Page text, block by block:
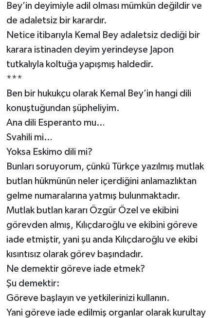
Bey’in deyimiyle adil olması mümkün değildir ve
de adaletsiz bir karardır.
Netice itibarıyla Kemal Bey adaletsiz dediği bir
karara istinaden deyim yerindeyse Japon
tutkalıyla koltuğa yapışmış haldedir.
***
Ben bir hukukçu olarak Kemal Bey’in hangi dili
konuştuğundan şüpheliyim.
Ana dili Esperanto mu…
Svahili mi…
Yoksa Eskimo dili mi?
Bunları soruyorum, çünkü Türkçe yazılmış mutlak
butlan hükmünün neler içerdiğini anlamazlıktan
gelme numaralarına yatmış bulunmaktadır.
Mutlak butlan kararı Özgür Özel ve ekibini
görevden almış, Kılıçdaroğlu ve ekibini göreve
iade etmiştir, yani şu anda Kılıçdaroğlu ve ekibi
kısıntısız olarak görev başındadır.
Ne demektir göreve iade etmek?
Şu demektir:
Göreve başlayın ve yetkilerinizi kullanın.
Yani göreve iade edilmiş organlar olarak kurultay